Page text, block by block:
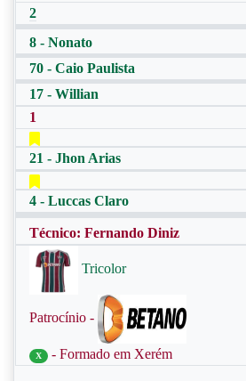
2
8 - Nonato
70 - Caio Paulista
17 - Willian
1
21 - Jhon Arias
4 - Luccas Claro
Técnico: Fernando Diniz
Tricolor
Patrocínio -
X - Formado em Xerém